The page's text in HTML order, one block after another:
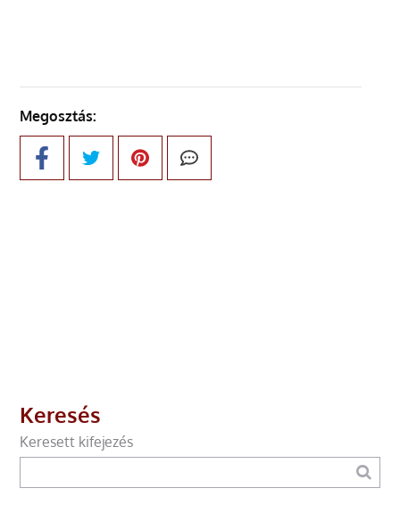
Megosztás:
Keresés
Keresett kifejezés